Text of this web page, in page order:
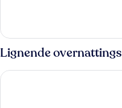
(Glamping)
–
exclusive,
2
soverom
(Glamping)
Lignende
Hotel Praia